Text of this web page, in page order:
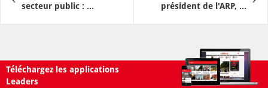
secteur public : ...
président de l'ARP, ...
Téléchargez les applications
Leaders